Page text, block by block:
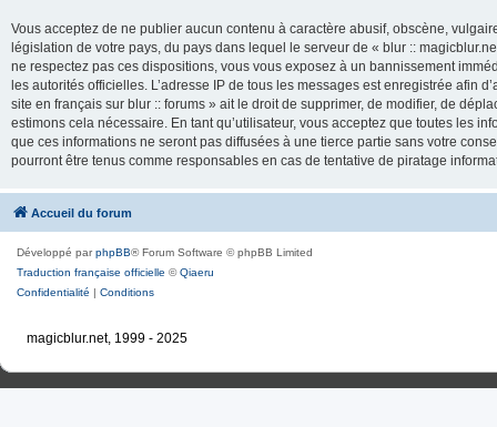
Vous acceptez de ne publier aucun contenu à caractère abusif, obscène,
législation de votre pays, du pays dans lequel le serveur de « blur ::
ne respectez pas ces dispositions, vous vous exposez à un bannissement
les autorités officielles. L’adresse IP de tous les messages est enregistrée afin
site en français sur blur :: forums » ait le droit de supprimer, de modifier, de
estimons cela nécessaire. En tant qu’utilisateur, vous acceptez que toutes les
que ces informations ne seront pas diffusées à une tierce partie sans votre
pourront être tenus comme responsables en cas de tentative de piratage
Accueil du forum
Développé parphpBB® Forum Software © phpBB Limited
Traduction française officielle ©Qiaeru
Confidentialité | Conditions
magicblur.net, 1999 - 2025